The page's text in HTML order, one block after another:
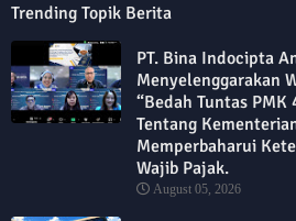
Trending Topik Berita
PT. Bina Indocipta
Menyelenggarakan
“Bedah Tuntas PMK
Tentang
Memperbaharui
Wajib Pajak.
August 05, 2026